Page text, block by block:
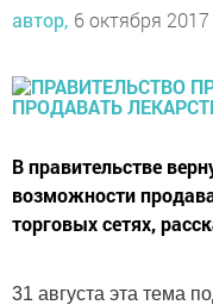
автор, 6 октября
В правительстве
возможности
торговых сетях,
31 августа эта тема